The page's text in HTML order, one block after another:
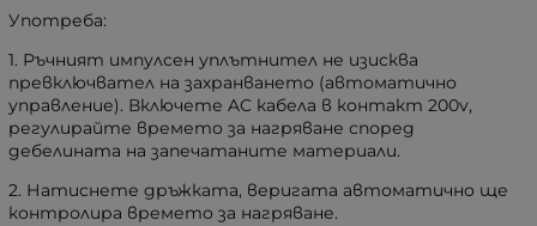
Употреба:
1. Ръчният импулсен уплътнител не изисква
превключвател на захранването (автоматично
управление). Включете AC кабела в контакт 200v,
регулирайте времето за нагряване според
дебелината на запечатаните материали.
2. Натиснете дръжката, веригата автоматично ще
контролира времето за нагряване.